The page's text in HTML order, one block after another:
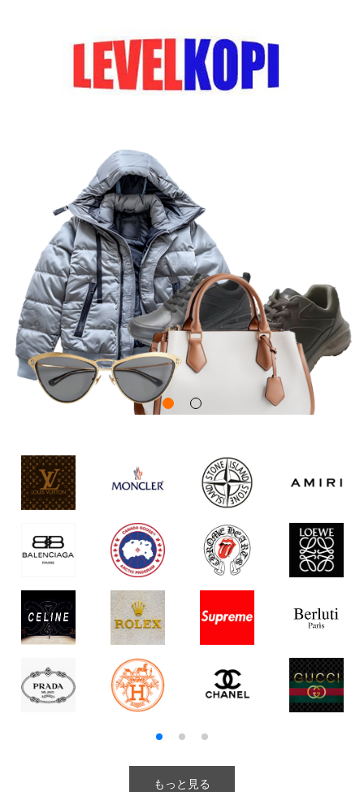
もっと見る